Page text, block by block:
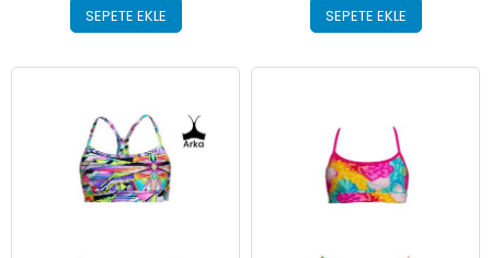
SEPETE EKLE SEPETE EKLE